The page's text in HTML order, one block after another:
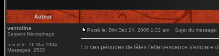
Auteur
ventoline
Serpent Nécrophage
Inscrit le: 16 Mai 2004
Messages: 2533
Posté le: Dim Déc 24, 2006 1:32 am Sujet du message:
En ces périodes de fêtes l'effervescence